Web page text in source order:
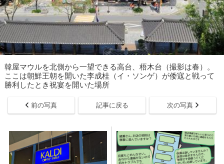
韓屋マウルを北側から一望できる高台、梧木台（撮影は春）。
ここは朝鮮王朝を開いた李成桂（イ・ソンゲ）が倭寇と戦って
勝利したとき祝宴を開いた場所
前の写真 記事に戻る 次の写真